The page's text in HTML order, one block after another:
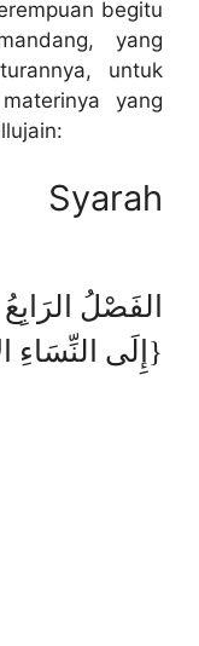
begitu
yang
untuk
yang
إِلَى النِّسَاءِ الأَجْنَبِيَّاتِ وَعَكْسِهِ}